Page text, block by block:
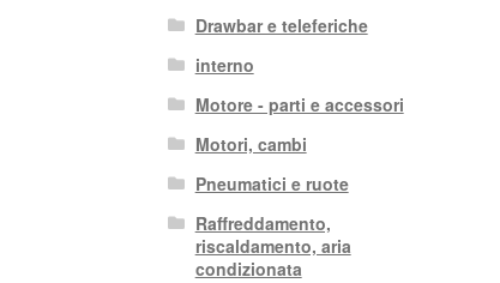
Drawbar e teleferiche
interno
Motore - parti e accessori
Motori, cambi
Pneumatici e ruote
Raffreddamento,
riscaldamento, aria
condizionata